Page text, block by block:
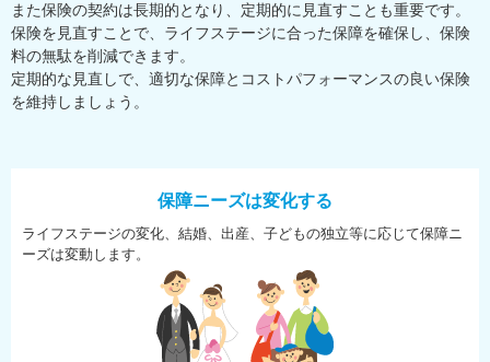
また保険の契約は長期的となり、定期的に見直すことも重要です。
保険を見直すことで、ライフステージに合った保障を確保し、保険
料の無駄を削減できます。
定期的な見直しで、適切な保障とコストパフォーマンスの良い保険
を維持しましょう。
保障ニーズは変化する
ライフステージの変化、結婚、 出産、子どもの独立等に応じて保障ニ
ーズは変動します。